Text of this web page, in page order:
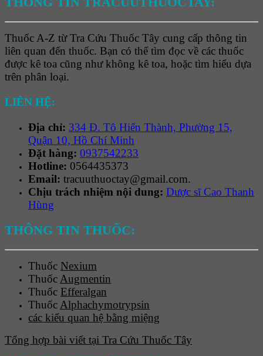
Thuốc A-Z từ Tra Cứu Thuốc Tây cung cấp thông tin
liên quan đến thuốc. Bạn có thể tìm đọc về các thuốc
được kê toa cũng như không kê toa, hoặc tìm hiểu dựa
trên phân loại.
LIÊN HỆ:
Địa chỉ: 334 Đ. Tô Hiến Thành, Phường 15,
Quận 10, Hồ Chí Minh
Đặt hàng: 0937542233
Hotline: 0564435373
Email: tracuuthuoctay@gmail.com.
Chịu trách nhiệm nội dung: Dược sĩ Cao Thanh
Hùng
THÔNG TIN THUỐC:
Thuốc Nexium
Thuốc Augmentin
Thuốc Efferalgan
Thuốc Alphachymotrypsin
các kiểu quan hệ bằng miệng
Tổng hợp bài viết tại Tra Cứu Thuốc Tây